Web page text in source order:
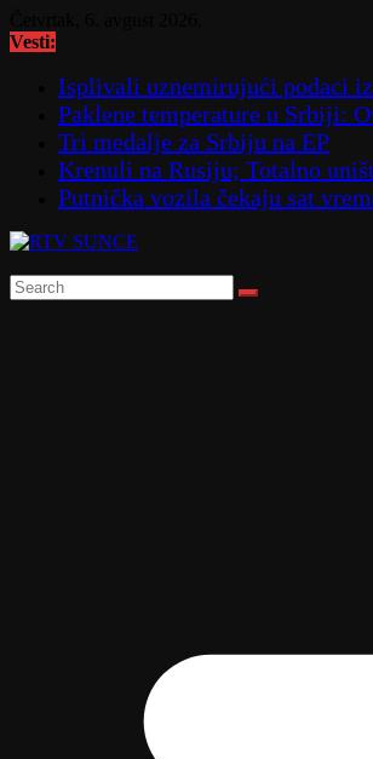
to
Vesti:
Isplivali uznemirujući podaci
Paklene temperature u Srbiji:
Tri medalje za Srbiju na EP
Krenuli na Rusiju; Totalno
Putnička vozila čekaju sat